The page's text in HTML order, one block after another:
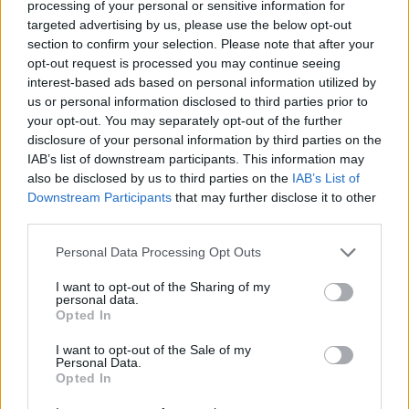
processing of your personal or sensitive information for
targeted advertising by us, please use the below opt-out
section to confirm your selection. Please note that after your
opt-out request is processed you may continue seeing
interest-based ads based on personal information utilized by
us or personal information disclosed to third parties prior to
your opt-out. You may separately opt-out of the further
disclosure of your personal information by third parties on the
IAB’s list of downstream participants. This information may
also be disclosed by us to third parties on the IAB’s List of
Downstream Participants that may further disclose it to other
Please note that this website/app uses one or more Google
not limited to your visit or usage behaviour. You may click to
grant or deny consent to Google and its third-party tags to
use your data for below specified purposes in below Google
consent section.
Personal Data Processing Opt Outs
I want to opt-out of the Sharing of my
personal data.
Opted In
I want to opt-out of the Sale of my
Personal Data.
Opted In
✔ Animal print σχέδιο σε γήινες αποχρώσεις
✔ Αέρινο πουκάμισο από μουσελίνα
✔ Παντελόνι με άνετη εφαρμογή και τσέπες
✔ Statement look για κάθε περίσταση
Επιπλέον πληροφορίες
Επιπλέον πληροφορίες
Χρώμα Εκρού
Μέγεθος L
Οδηγός Μεγεθών
Οδηγός Μεγεθών
Μέγεθος Στήθος (cm) Περιφέρεια (cm)